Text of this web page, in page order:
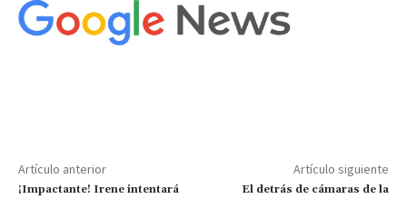
Artículo anterior
¡Impactante! Irene intentará
Artículo siguiente
El detrás de cámaras de la